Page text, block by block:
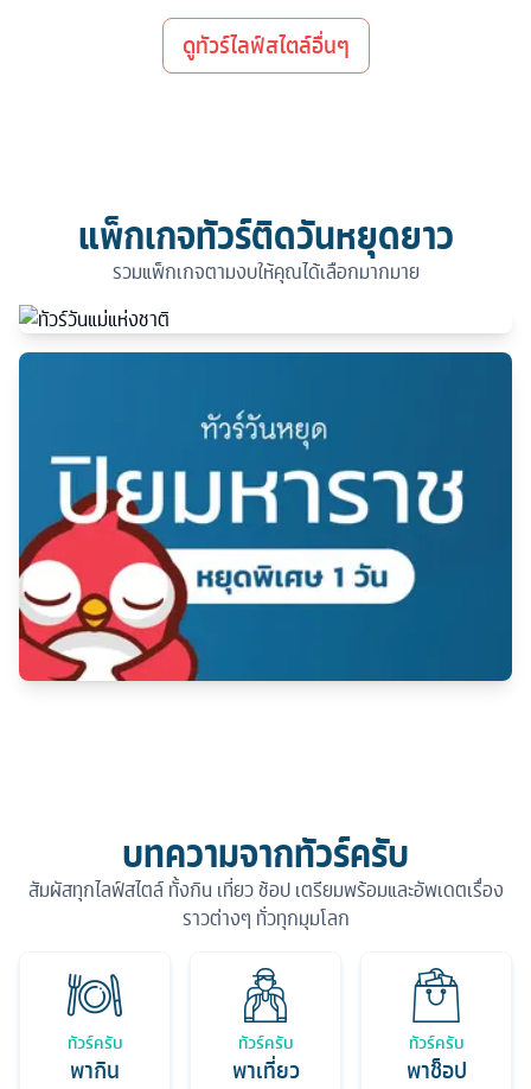
ดูทัวร์ไลฟ์สไตล์อื่นๆ
แพ็กเกจทัวร์ติดวันหยุดยาว
รวมแพ็กเกจตามงบให้คุณได้เลือกมากมาย
บทความจากทัวร์ครับ
สัมผัสทุกไลฟ์สไตล์ ทั้งกิน เที่ยว ช้อป เตรียมพร้อมและอัพเดตเรื่อง
ราวต่างๆ ทั่วทุกมุมโลก
ทัวร์ครับ
พากิน
ทัวร์ครับ
พาเที่ยว
ทัวร์ครับ
พาช็อป